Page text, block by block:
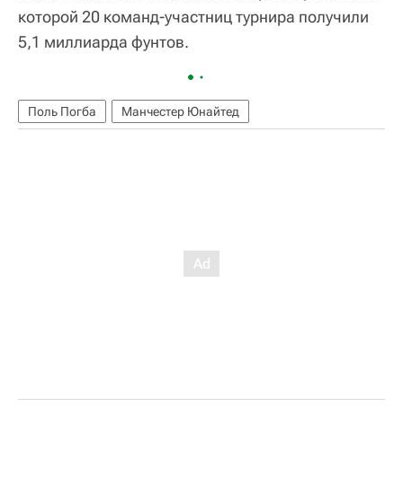
которой 20 команд-участниц турнира получили
5,1 миллиарда фунтов.
Поль Погба Манчестер Юнайтед